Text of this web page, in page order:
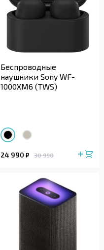
Беспроводные
наушники Sony WF-
1000XM6 (TWS)
24 990 ₽ 30 990